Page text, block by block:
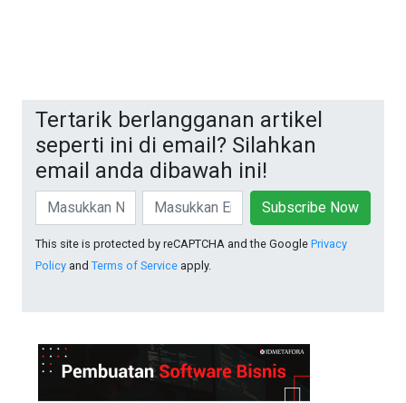
Tertarik berlangganan artikel
seperti ini di email? Silahkan
email anda dibawah ini!
Subscribe Now
This site is protected by reCAPTCHA and the Google Privacy
Policy and Terms of Service apply.